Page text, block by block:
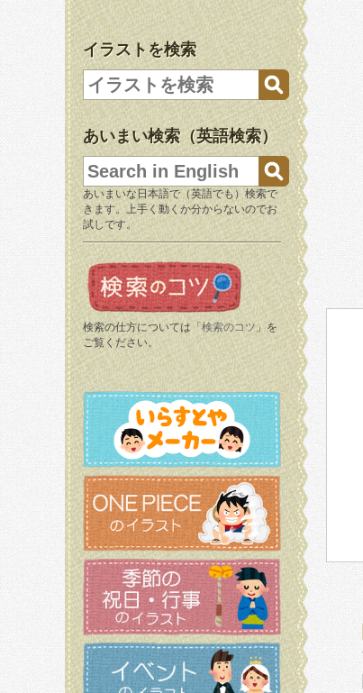
イラストを検索
あいまい検索（英語検索）
あいまいな日本語で（英語でも）検索で
きます。上手く動くか分からないのでお
試しです。
検索の仕方については「 検索のコツ 」を
ご覧ください。